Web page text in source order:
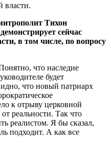
Тихон
сейчас
в том числе, по вопросу
что наследие
будет
что новый патриарх
к отрыву церковной
реальности. Так что
реалистом. Я бы сказал,
подходит. А как все